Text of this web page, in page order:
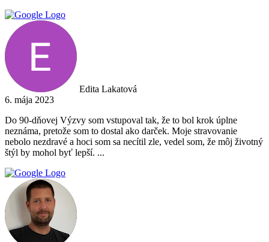
Edita Lakatová
6. mája 2023
Do 90-dňovej Výzvy som vstupoval tak, že to bol krok úplne
neznáma, pretože som to dostal ako darček. Moje stravovanie
nebolo nezdravé a hoci som sa necítil zle, vedel som, že môj životný
štýl by mohol byť lepší. ...